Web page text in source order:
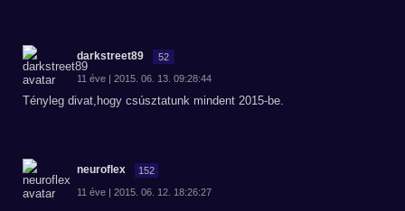
darkstreet89 52
11 éve | 2015. 06. 13. 09:28:44
Tényleg divat,hogy csúsztatunk mindent 2015-be.
neuroflex 152
11 éve | 2015. 06. 12. 18:26:27